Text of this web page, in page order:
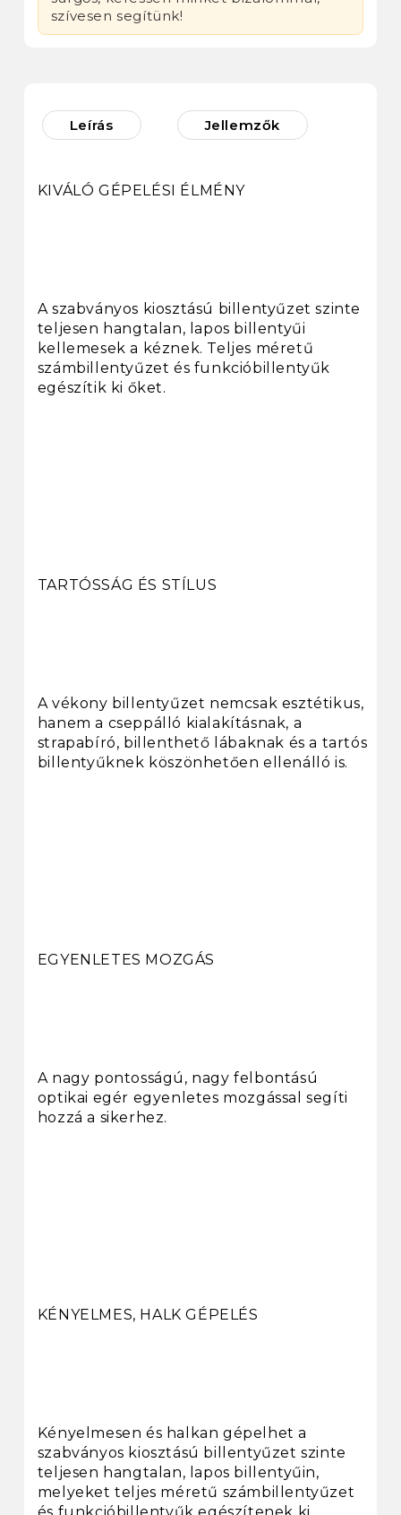
szívesen segítünk!
Leírás Jellemzők
KIVÁLÓ GÉPELÉSI ÉLMÉNY
A szabványos kiosztású billentyűzet szinte
teljesen hangtalan, lapos billentyűi
kellemesek a kéznek. Teljes méretű
számbillentyűzet és funkcióbillentyűk
egészítik ki őket.
TARTÓSSÁG ÉS STÍLUS
A vékony billentyűzet nemcsak esztétikus,
hanem a cseppálló kialakításnak, a
strapabíró, billenthető lábaknak és a tartós
billentyűknek köszönhetően ellenálló is.
EGYENLETES MOZGÁS
A nagy pontosságú, nagy felbontású
optikai egér egyenletes mozgással segíti
hozzá a sikerhez.
KÉNYELMES, HALK GÉPELÉS
Kényelmesen és halkan gépelhet a
szabványos kiosztású billentyűzet szinte
teljesen hangtalan, lapos billentyűin,
melyeket teljes méretű számbillentyűzet